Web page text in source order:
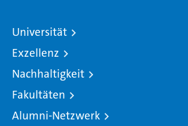
Universität
Exzellenz
Nachhaltigkeit
Fakultäten
Alumni-Netzwerk